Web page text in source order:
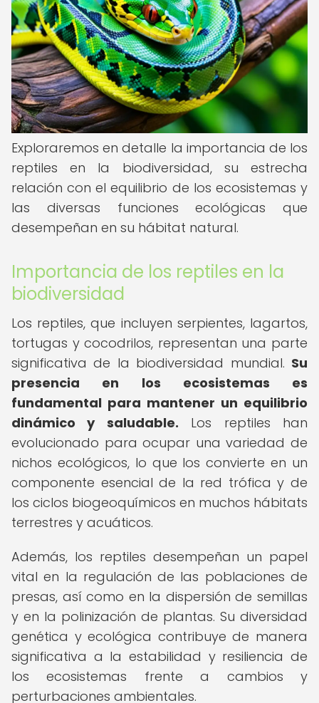
Exploraremos en detalle la importancia de los
reptiles en la biodiversidad, su estrecha
relación con el equilibrio de los ecosistemas y
las diversas funciones ecológicas que
desempeñan en su hábitat natural.
Importancia de los reptiles en la
biodiversidad
Los reptiles, que incluyen serpientes, lagartos,
tortugas y cocodrilos, representan una parte
significativa de la biodiversidad mundial. Su
presencia en los ecosistemas es
fundamental para mantener un equilibrio
dinámico y saludable. Los reptiles han
evolucionado para ocupar una variedad de
nichos ecológicos, lo que los convierte en un
componente esencial de la red trófica y de
los ciclos biogeoquímicos en muchos hábitats
terrestres y acuáticos.
Además, los reptiles desempeñan un papel
vital en la regulación de las poblaciones de
presas, así como en la dispersión de semillas
y en la polinización de plantas. Su diversidad
genética y ecológica contribuye de manera
significativa a la estabilidad y resiliencia de
los ecosistemas frente a cambios y
perturbaciones ambientales.